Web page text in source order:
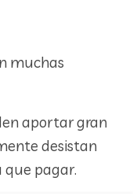
muchas
aportar gran
desistan
pagar.